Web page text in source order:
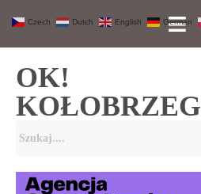
OK!
KOŁOBRZEG
Czech Dutch English German